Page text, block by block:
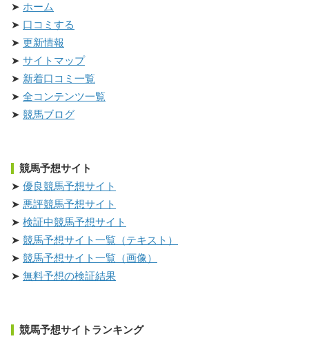
ホーム
口コミする
更新情報
サイトマップ
新着口コミ一覧
全コンテンツ一覧
競馬ブログ
競馬予想サイト
優良競馬予想サイト
悪評競馬予想サイト
検証中競馬予想サイト
競馬予想サイト一覧（テキスト）
競馬予想サイト一覧（画像）
無料予想の検証結果
競馬予想サイトランキング